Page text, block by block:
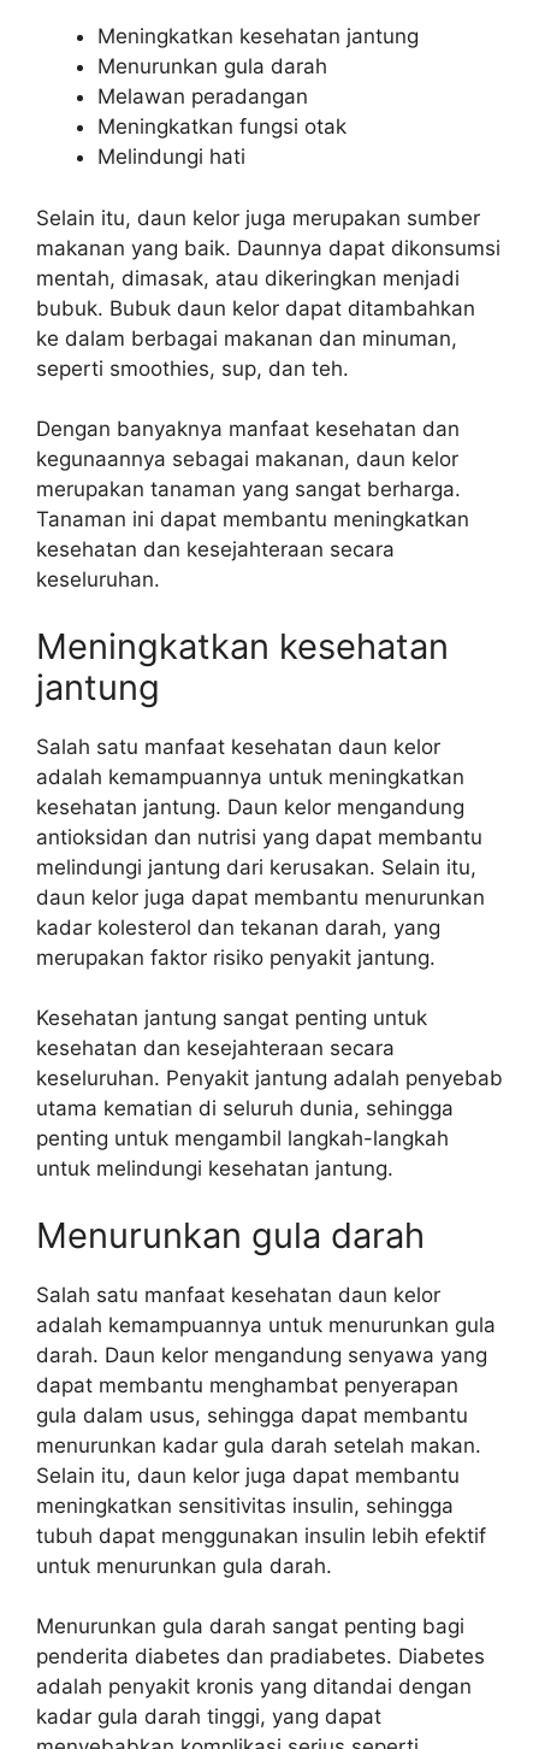
Meningkatkan kesehatan jantung
Menurunkan gula darah
Melawan peradangan
Meningkatkan fungsi otak
Melindungi hati
Selain itu, daun kelor juga merupakan sumber
makanan yang baik. Daunnya dapat dikonsumsi
mentah, dimasak, atau dikeringkan menjadi
bubuk. Bubuk daun kelor dapat ditambahkan
ke dalam berbagai makanan dan minuman,
seperti smoothies, sup, dan teh.
Dengan banyaknya manfaat kesehatan dan
kegunaannya sebagai makanan, daun kelor
merupakan tanaman yang sangat berharga.
Tanaman ini dapat membantu meningkatkan
kesehatan dan kesejahteraan secara
keseluruhan.
Meningkatkan kesehatan
jantung
Salah satu manfaat kesehatan daun kelor
adalah kemampuannya untuk meningkatkan
kesehatan jantung. Daun kelor mengandung
antioksidan dan nutrisi yang dapat membantu
melindungi jantung dari kerusakan. Selain itu,
daun kelor juga dapat membantu menurunkan
kadar kolesterol dan tekanan darah, yang
merupakan faktor risiko penyakit jantung.
Kesehatan jantung sangat penting untuk
kesehatan dan kesejahteraan secara
keseluruhan. Penyakit jantung adalah penyebab
utama kematian di seluruh dunia, sehingga
penting untuk mengambil langkah-langkah
untuk melindungi kesehatan jantung.
Menurunkan gula darah
Salah satu manfaat kesehatan daun kelor
adalah kemampuannya untuk menurunkan gula
darah. Daun kelor mengandung senyawa yang
dapat membantu menghambat penyerapan
gula dalam usus, sehingga dapat membantu
menurunkan kadar gula darah setelah makan.
Selain itu, daun kelor juga dapat membantu
meningkatkan sensitivitas insulin, sehingga
tubuh dapat menggunakan insulin lebih efektif
untuk menurunkan gula darah.
Menurunkan gula darah sangat penting bagi
penderita diabetes dan pradiabetes. Diabetes
adalah penyakit kronis yang ditandai dengan
kadar gula darah tinggi, yang dapat